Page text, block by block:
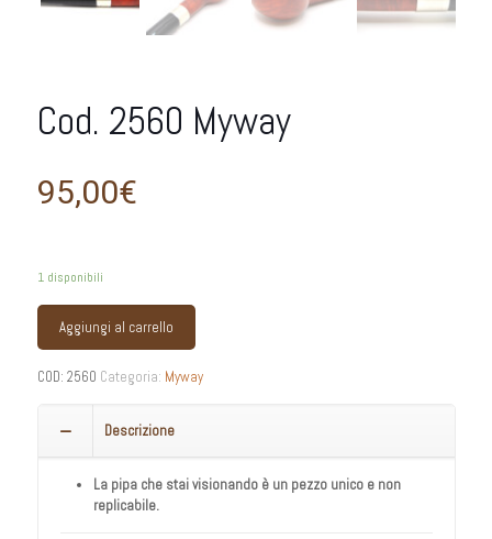
Cod. 2560 Myway
95,00€
1 disponibili
Aggiungi al carrello
COD: 2560 Categoria: Myway
Descrizione
La pipa che stai visionando è un pezzo unico e non
replicabile.